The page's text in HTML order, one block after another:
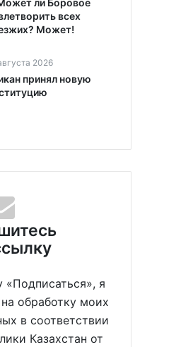
ли Боровое
всех
Может!
2026
принял новую
я
обработку моих
в соответствии
Казахстан от